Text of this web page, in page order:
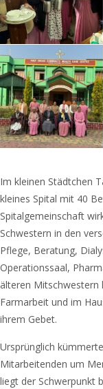
Im kleinen Städtchen
kleines Spital mit 40
Spitalgemeinschaft
Schwestern in den
Pflege, Beratung,
Operationssaal,
älteren Mitschwestern
Farmarbeit und im
ihrem Gebet.
Ursprünglich
Mitarbeitenden um
liegt der Schwerpunkt